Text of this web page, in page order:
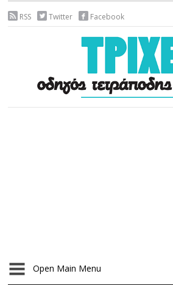
RSS Twitter Facebook
Open Main Menu